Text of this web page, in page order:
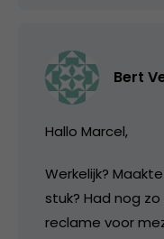
Bert
Hallo Marcel,
Werkelijk?
stuk? Had nog
reclame voor